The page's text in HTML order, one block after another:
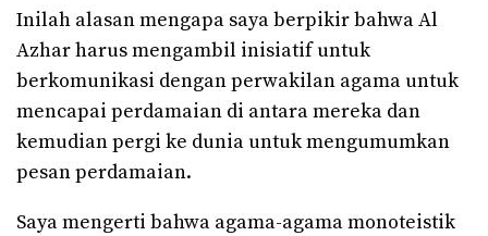
Inilah alasan mengapa saya berpikir bahwa Al
Azhar harus mengambil inisiatif untuk
berkomunikasi dengan perwakilan agama untuk
mencapai perdamaian di antara mereka dan
kemudian pergi ke dunia untuk mengumumkan
pesan perdamaian.
Saya mengerti bahwa agama-agama monoteistik